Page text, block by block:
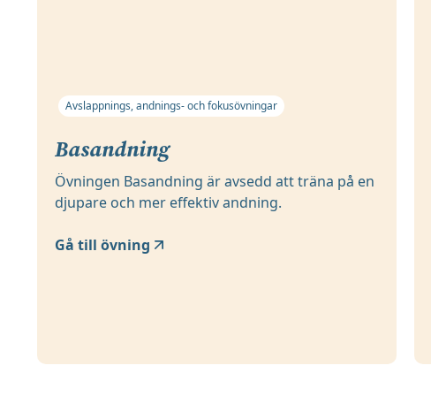
Avslappnings, andnings- och fokusövningar
Basandning
Övningen Basandning är avsedd att träna på en
djupare och mer effektiv andning.
Gå till övning